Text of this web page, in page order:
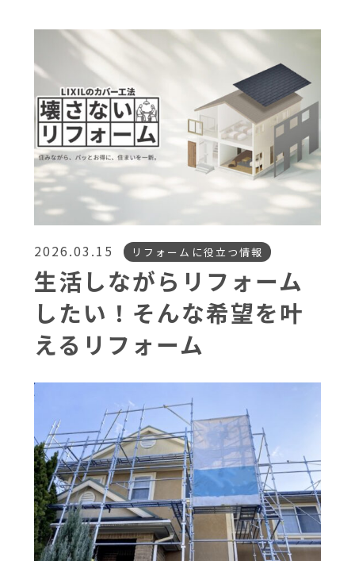
2026.03.15 リフォームに役立つ情報
生活しながらリフォーム
したい！そんな希望を叶
えるリフォーム